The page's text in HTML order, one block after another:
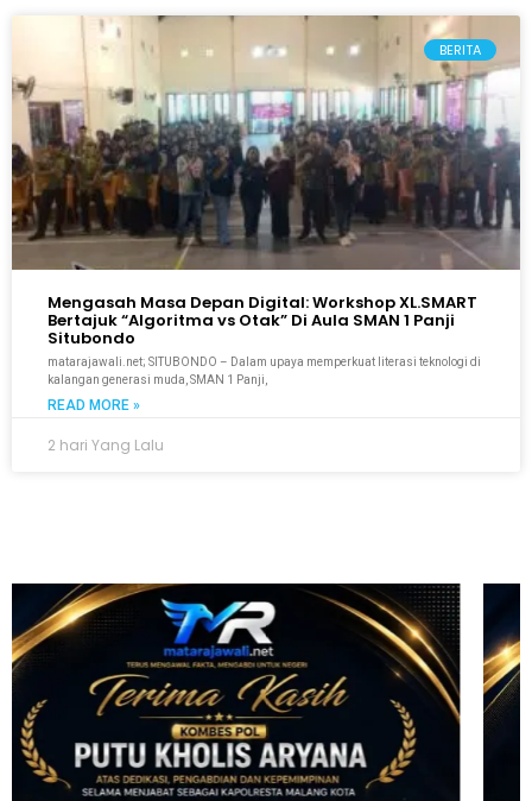
BERITA
Mengasah Masa Depan Digital: Workshop XL.SMART
Bertajuk “Algoritma vs Otak” Di Aula SMAN 1 Panji
Situbondo
matarajawali.net; SITUBONDO – Dalam upaya memperkuat literasi teknologi di
kalangan generasi muda, SMAN 1 Panji,
READ MORE »
2 hari Yang Lalu